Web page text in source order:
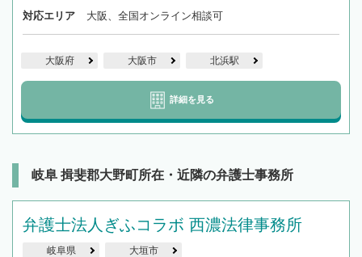
対応エリア 大阪、全国オンライン相談可
大阪府 大阪市 北浜駅
詳細を見る
岐阜 揖斐郡大野町所在・近隣の弁護士事務所
弁護士法人ぎふコラボ 西濃法律事務所
岐阜県 大垣市